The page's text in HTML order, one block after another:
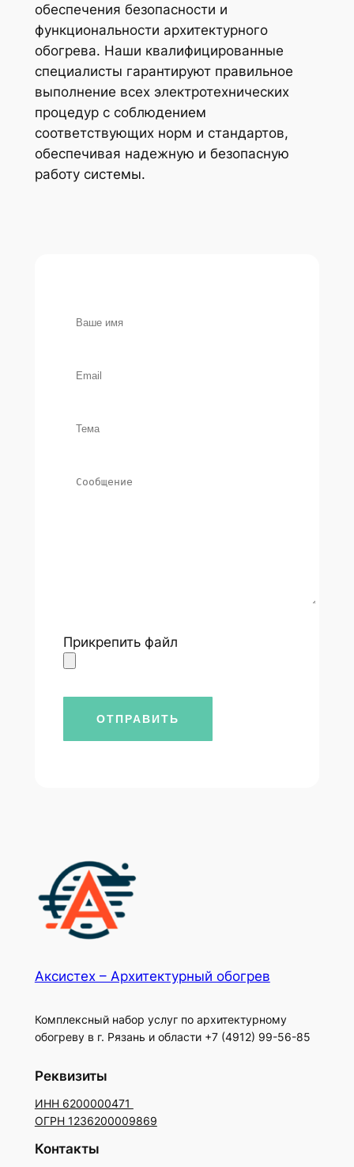
обеспечения безопасности и
функциональности архитектурного
обогрева. Наши квалифицированные
специалисты гарантируют правильное
выполнение всех электротехнических
процедур с соблюдением
соответствующих норм и стандартов,
обеспечивая надежную и безопасную
работу системы.
Прикрепить файл
Акcистех – Архитектурный обогрев
Комплексный набор услуг по архитектурному
обогреву в г. Рязань и области +7 (4912) 99-56-85
Реквизиты
ИНН 6200000471
ОГРН 1236200009869
Контакты